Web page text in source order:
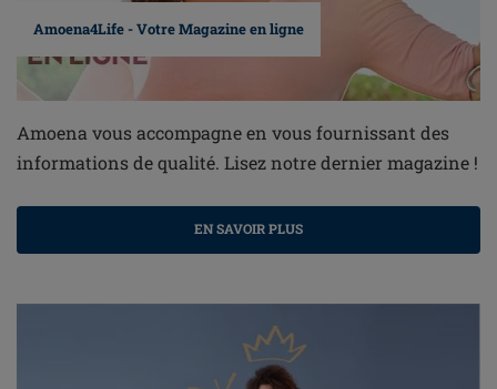
Amoena4Life - Votre Magazine en ligne
Amoena vous accompagne en vous fournissant des
informations de qualité. Lisez notre dernier magazine !
EN SAVOIR PLUS